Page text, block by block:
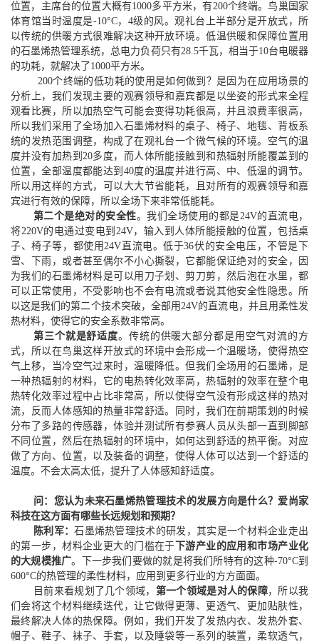
位置，主席台的位置大概有1000多平方米，有200个终端。鸟巢国家
体育馆当时温度是-10°C，4级的风 。观礼台 上半部分是开放式 ， 所
以传统的供暖方式很难解决这种开放环境。低温供暖和保障位置用
的石墨烯热管理系统， 总电力负荷只有28.5千瓦， 相当于10台电暖器
的功耗， 就解决了1000平方米。
200个终端的低功耗的使用是如何做到？是因为在应用场景的
分析上，我们发现主要的观赛领导和嘉宾都是以坐姿的形式来全程
观看比赛，所以加热空气可能会变得功耗很高，并且浪费率很高，
所以我们采用了全场加入石墨烯材料的桌子、椅子、地毯、背板系
统的发热范围调整，构成了在观礼台一个微气候的环境。空气的温
度并没有加热到 20多度，而人体所能接触到和热辐射所能覆盖到的
位置，全部温度都能达到40度的温度并进行高、 中、 低温的调节。
所以用这样的方式，可以 大大节省能耗，且 对所有的观赛领导和嘉
宾进行有效的保障， 所以全场下来非常低能耗。
第二个是绝对的安全性。我们全场使用的都是24V的直流电，
将220V的电通过变电到24V， 输入到人体所能接触的位置 ，包括桌
子、椅子等， 都使用24V直流电。低于36伏的安全电压，不管是下
雪、下雨，或者甚至偶尔不小心撕裂，它都能保证绝对的安全 ，因
为我们的石墨烯材料是可以用刀子划、剪刀剪，然后泡在水里 ，都
可以正常使用 ，不受影响也不会有电流或者说其他安全性隐患。所
以这是我们的第二个技术突破，全部用 24V的直流电，并且用柔性发
热材料， 使得它的安全系数非常高。
第三个就是舒适度。传统的供暖大部分都是用空气对流的方
式，所以在鸟巢这样开放式的环境中会形成一个温暖场，使得热空
气上移，当冷空气过来时，温暖降低。但我们全场用的石墨烯，是
一种热辐射的材料，它的电热转化效率高，热辐射的效率在整个电
热转化效率过程中占比非常高，所以使得空气没有形成这样的热对
流，反而人体感知的热量非常舒适。同时，我们在前期策划的时候
分布了多路的传感器，体验并测试所有参赛人员从头部一直到脚部
不同位置，然后在热辐射的环境中，如何达到舒适的热平衡。对应
做了方向、位置，以及装备的调整，使得人体可以达到一个舒适的
温度。不会太高太低，提升了人体感知舒适度。
问：您认为未来石墨烯热管理技术的发展方向是什么？爱尚家
科技在这方面有哪些长远规划和预期？
陈利军：石墨烯热管理技术的研发，其实是一个材料企业走出
的第一步，材料企业更大的门槛在于下游产业的应用和市场产业化
的大规模推广。下一步我们要做的就是将我们所特有的这种-70°C到
600°C的热管理的柔性材料， 应用到更多行业的方方面面。
目前来看规划了几个领域， 第一个领域是对人的保障，所以我
们会将这个材料继续迭代，让它做得更薄、更透气、更加贴肤性，
最终解决人体的热保障。例如，我们开发了发热内衣、发热外套、
帽子、鞋子、袜子、手套，以及睡袋等一系列的装置，柔软透气，